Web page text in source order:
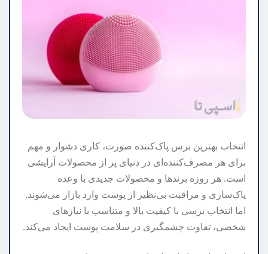
انتخاب بهترین برس پاک‌کننده صورت، کاری دشوار و مهم
برای هر مصرف‌کننده‌ای در دنیای پر از محصولات آرایشی
است. هر روزه برندها و محصولات جدیدی با وعده
پاک‌سازی و مراقبت بی‌نظیر از پوست وارد بازار می‌شوند.
اما انتخاب برسی با کیفیت بالا و متناسب با نیازهای
شخصی، تفاوت چشمگیری در سلامت پوست ایجاد می‌کند.